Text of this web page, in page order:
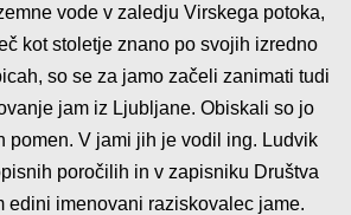
vode v zaledju Virskega potoka,
kot stoletje znano po svojih izredno
so se za jamo začeli zanimati tudi
jam iz Ljubljane. Obiskali so jo
pomen. V jami jih je vodil ing. Ludvik
poročilih in v zapisniku Društva
edini imenovani raziskovalec jame.